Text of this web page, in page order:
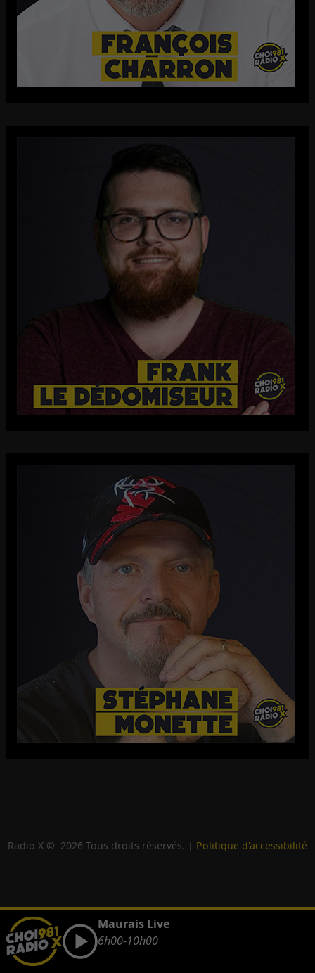
Radio X © 2026 Tous droits réservés. | Politique d'accessibilité
Maurais Live
6h00-10h00